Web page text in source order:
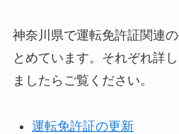
神奈川県で運転免許証関連
とめています。それぞれ詳
ましたらご覧ください。
運転免許証の更新